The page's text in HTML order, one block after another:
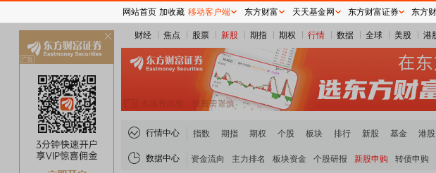
财经 焦点 股票 新股 期指 期权 行情 数据 全球 美股 港
行情中心 指数 期指 期权 个股 板块 排行 新股 基金 港股
数据中心 资金流向 主力排名 板块资金 个股研报 新股申购 转债申购
网站首页 加收藏 移动客户端 东方财富 天天基金网 东方财富证券 东方
关